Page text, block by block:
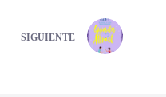
SIGUIENTE